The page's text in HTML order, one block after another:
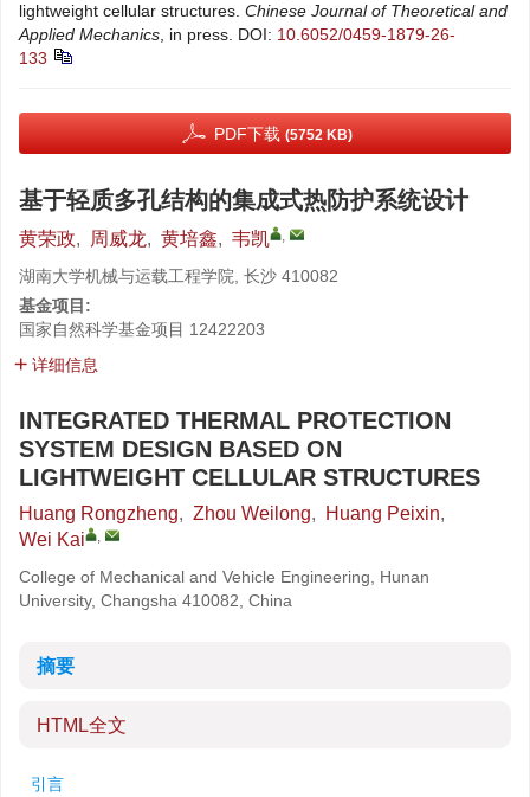
lightweight cellular structures. Chinese Journal of Theoretical and
Applied Mechanics , in press. DOI: 10.6052/0459-1879-26-
133
PDF下载 (5752 KB)
基于轻质多孔结构的集成式热防护系统设计
黄荣政, 周威龙, 黄培鑫, 韦凯 ,
湖南大学机械与运载工程学院, 长沙 410082
基金项目:
国家自然科学基金项目 12422203
详细信息
INTEGRATED THERMAL PROTECTION
SYSTEM DESIGN BASED ON
LIGHTWEIGHT CELLULAR STRUCTURES
Huang Rongzheng, Zhou Weilong, Huang Peixin,
Wei Kai
,
College of Mechanical and Vehicle Engineering, Hunan
University, Changsha 410082, China
摘要
HTML全文
引言